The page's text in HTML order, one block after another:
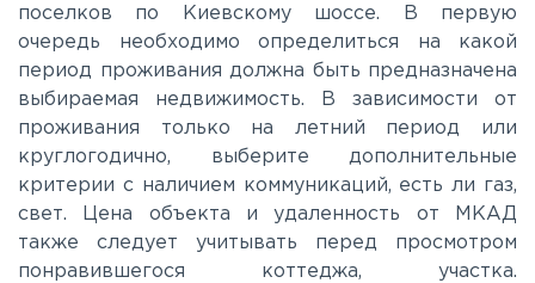
Рогачёвское
Рублево-Успенское
Симферопольское
Таракановское
поселков по Киевскому шоссе. В первую
очередь необходимо определиться на какой
период проживания должна быть предназначена
выбираемая недвижимость. В зависимости от
проживания только на летний период или
круглогодично, выберите дополнительные
критерии с наличием коммуникаций, есть ли газ,
свет. Цена объекта и удаленность от МКАД
также следует учитывать перед просмотром
понравившегося коттеджа, участка.